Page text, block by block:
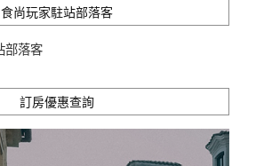
食尚玩家駐站部落客
訂房優惠查詢